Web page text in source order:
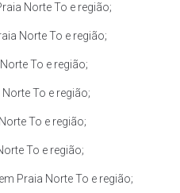
Norte To e região;
Norte To e região;
To e região;
To e região;
To e região;
To e região;
Praia Norte To e região;